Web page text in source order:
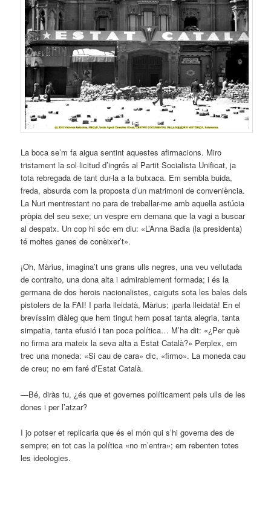
La boca se’m fa aigua sentint aquestes afirmacions. Miro
tristament la sol·licitud d’ingrés al Partit Socialista Unificat, ja
tota rebregada de tant dur-la a la butxaca. Em sembla buida,
freda, absurda com la proposta d’un matrimoni de conveniència.
La Nuri mentrestant no para de treballar-me amb aquella astúcia
pròpia del seu sexe; un vespre em demana que la vagi a buscar
al despatx. Un cop hi sóc em diu: «L’Anna Badia (la presidenta)
té moltes ganes de conèixer’t».
¡Oh, Màrius, imagina’t uns grans ulls negres, una veu vellutada
de contralto, una dona alta i admirablement formada; i és la
germana de dos herois nacionalistes, caiguts sota les bales dels
pistolers de la FAI! I parla lleidatà, Màrius; ¡parla lleidatà! En el
brevíssim diàleg que hem tingut hem posat tanta alegria, tanta
simpatia, tanta efusió i tan poca política… M’ha dit: «¿Per què
no firma ara mateix la seva alta a Estat Català?» Perplex, em
trec una moneda: «Si cau de cara» dic, «firmo». La moneda cau
de creu; no em faré d’Estat Català.
—Bé, diràs tu, ¿és que et governes políticament pels ulls de les
dones i per l’atzar?
I jo potser et replicaria que és el món qui s’hi governa des de
sempre; en tot cas la política «no m’entra»; em rebenten totes
les ideologies.